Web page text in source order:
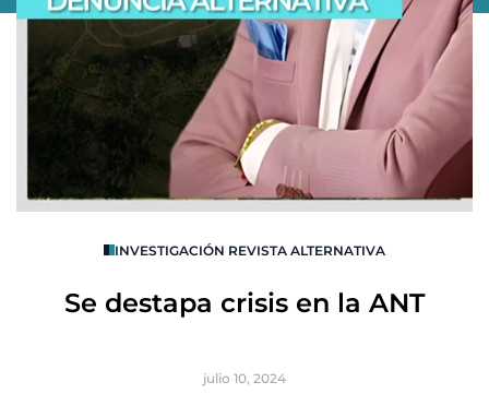
INVESTIGACIÓN REVISTA ALTERNATIVA
Se destapa crisis en la ANT
julio 10, 2024